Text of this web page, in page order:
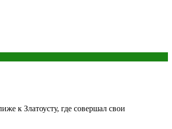
к Златоусту, где совершал свои